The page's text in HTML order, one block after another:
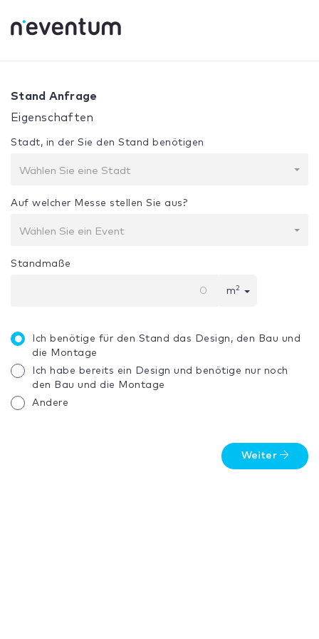
Ihre Auswahl: Design + Bau
Stand Anfrage
Eigenschaften
Stadt, in der Sie den Stand benötigen
Wählen Sie eine Stadt
Auf welcher Messe stellen Sie aus?
Wählen Sie ein Event
Standmaße
m2
Ich benötige für den Stand das Design, den Bau und
die Montage
Ich habe bereits ein Design und benötige nur noch
den Bau und die Montage
Andere
Weiter